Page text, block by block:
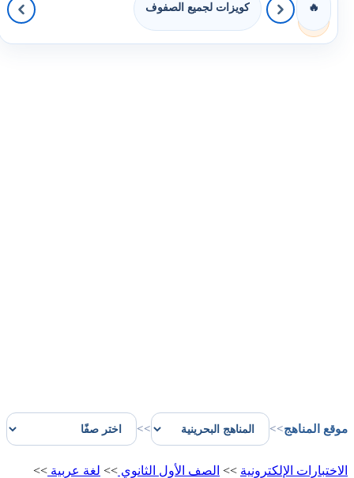
🔥 كويزات لجميع الصفوف
موقع المناهج>>
>>
الاختبارات الإلكترونية >> الصف الأول الثانوي >> لغة عربية >>